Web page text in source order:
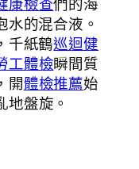
的混合液。
千紙鶴巡迴健
工體檢瞬間質
開體檢推薦始
地盤旋。